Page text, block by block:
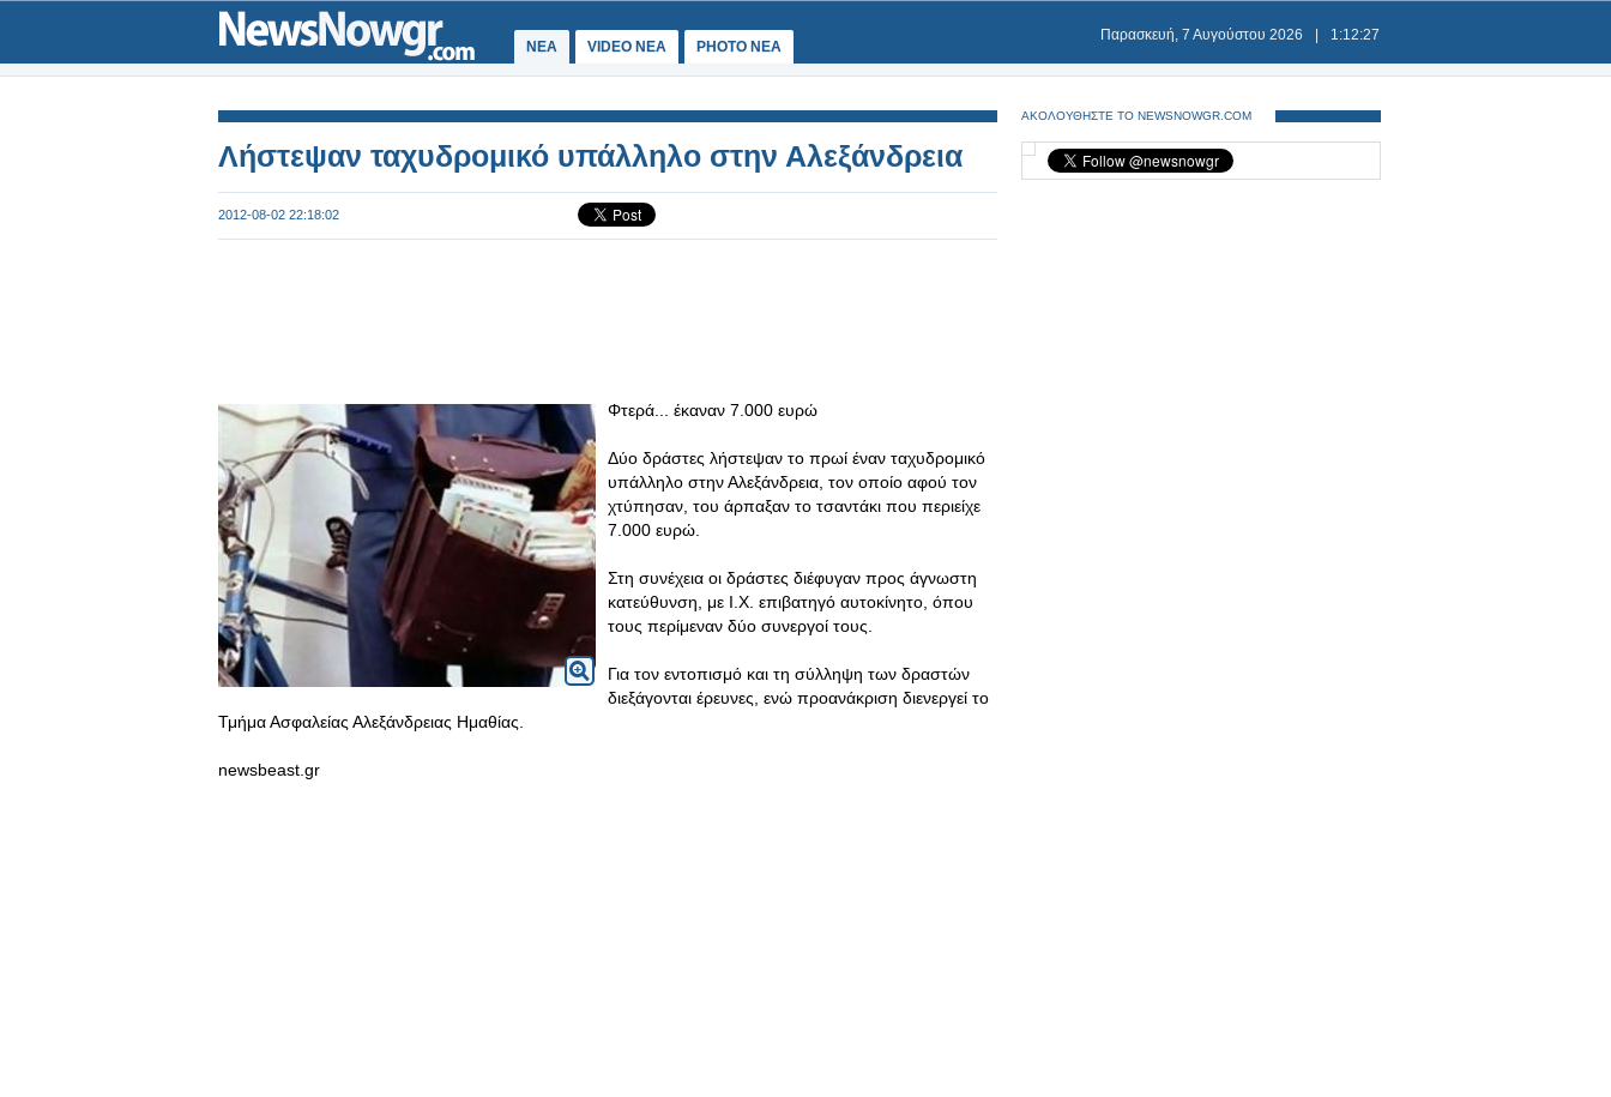
ΝΕΑ VIDEO NEA PHOTO NEA
Παρασκευή, 7 Αυγούστου 2026 1:12:27
Λήστεψαν ταχυδρομικό υπάλληλο στην Αλεξάνδρεια
2012-08-02 22:18:02
Φτερά... έκαναν 7.000 ευρώ
Δύο δράστες λήστεψαν το πρωί έναν ταχυδρομικό
υπάλληλο στην Αλεξάνδρεια, τον οποίο αφού τον
χτύπησαν, του άρπαξαν το τσαντάκι που περιείχε
7.000 ευρώ.
Στη συνέχεια οι δράστες διέφυγαν προς άγνωστη
κατεύθυνση, με Ι.Χ. επιβατηγό αυτοκίνητο, όπου
τους περίμεναν δύο συνεργοί τους.
Για τον εντοπισμό και τη σύλληψη των δραστών
διεξάγονται έρευνες, ενώ προανάκριση διενεργεί το
Τμήμα Ασφαλείας Αλεξάνδρειας Ημαθίας.
newsbeast.gr
ΑΚΟΛΟΥΘΗΣΤΕ ΤΟ NEWSNOWGR.COM